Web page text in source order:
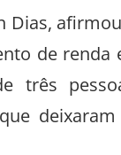
de renda
três